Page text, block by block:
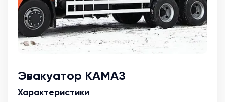
Эвакуатор КАМАЗ
Характеристики